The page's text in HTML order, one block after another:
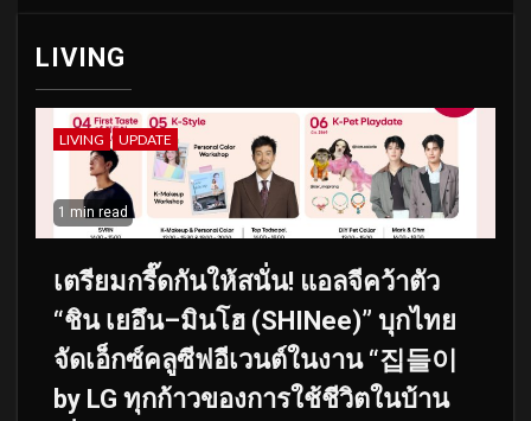
LIVING
LIVING UPDATE
1 min read
เตรียมกรี๊ดกันให้สนั่น! แอลจีคว้าตัว
“ชิน เยอึน–มินโฮ (SHINee)” บุกไทย
จัดเอ็กซ์คลูซีฟอีเวนต์ในงาน “집들이
by LG ทุกก้าวของการใช้ชีวิตในบ้าน